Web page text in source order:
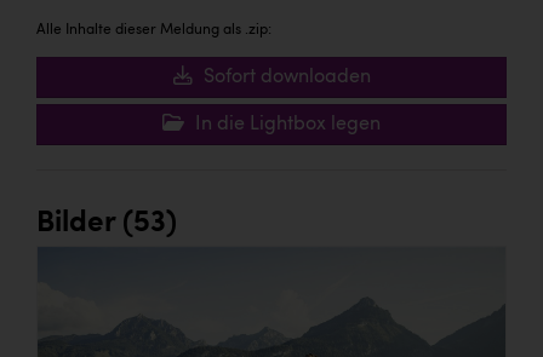
Alle Inhalte dieser Meldung als .zip:
Sofort downloaden
In die Lightbox legen
Bilder (53)